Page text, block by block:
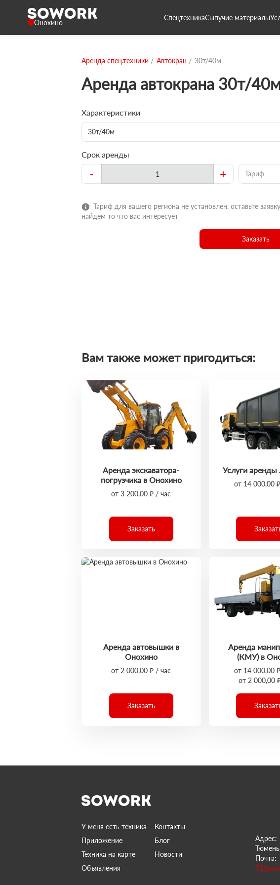
Онохино
СпецтехникаСыпучие материалы
Аренда спец.техники Автокран 30т/40м
Аренда автокрана 30т/
Характеристики
30т/40м
Срок аренды
- + Тариф
Тариф для вашего региона не установлен, оставьте
найдем то что вас интересует
Заказать
Вам также может пригодиться:
Аренда экскаватора-
погрузчика в Онохино
от 3 200,00 ₽ / час
Заказать
Услуги аренды
от 14 000,00
Аренда автовышки в
Онохино
от 2 000,00 ₽ / час
Заказать
Аренда
(КМУ) в
от 14 000,00
от 2 000,00
У меня есть техника
Контакты
Приложение
Блог
Техника на карте
Новости
Объявления
Адрес:
Почта: